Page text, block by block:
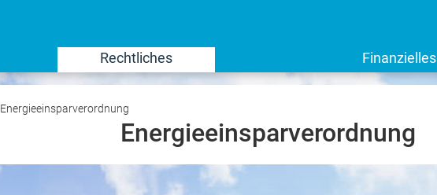
Rechtliches Finanzielles
Energieeinsparverordnung
Energieeinsparverordnung